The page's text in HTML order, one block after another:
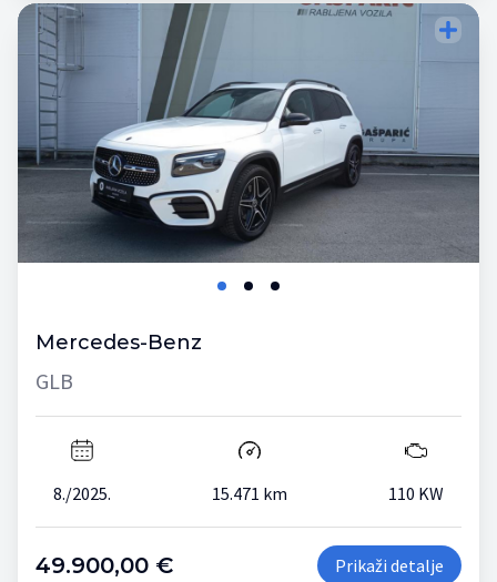
Mercedes-Benz
GLB
8./2025. 15.471 km 110 KW
49.900,00 € Prikaži detalje